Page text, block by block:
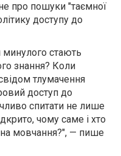
про пошуки "таємної
доступу до
минулого стають
знання? Коли
тлумачення
доступ до
спитати не лише
чому саме і хто
мовчання?", — пише